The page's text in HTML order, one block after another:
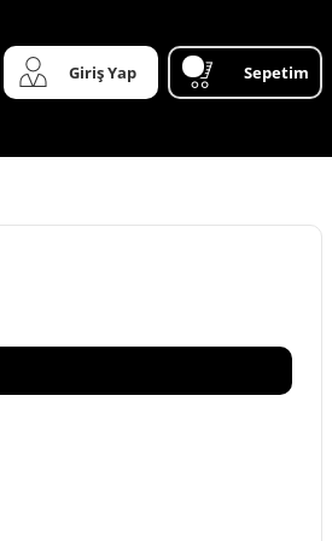
Giriş Yap Sepetim